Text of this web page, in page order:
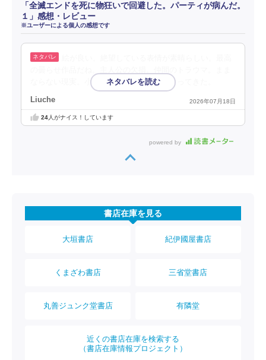
「全滅エンドを死に物狂いで回避した。パーティが病んだ。
１」感想・レビュー
※ユーザーによる個人の感想です
ならない現実。小説の方を読み返したくなってきた。
Liuche 2026年07月18日
24人がナイス！しています
powered by
書店在庫を見る
大垣書店 紀伊國屋書店
くまざわ書店 三省堂書店
丸善ジュンク堂書店 有隣堂
近くの書店在庫を検索する
（書店在庫情報プロジェクト）